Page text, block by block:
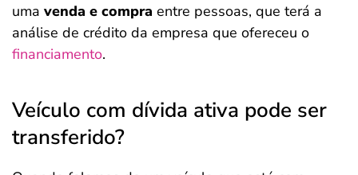
uma venda e compra entre pessoas, que terá a
análise de crédito da empresa que ofereceu o
financiamento.
Veículo com dívida ativa pode ser
transferido?